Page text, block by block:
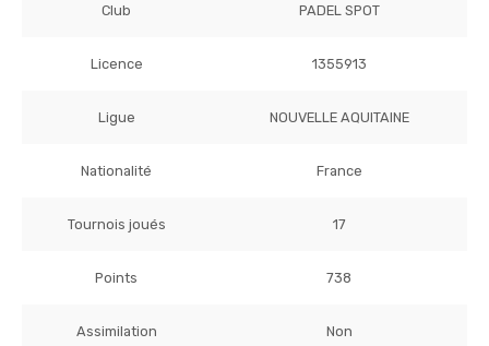
Club PADEL SPOT
Licence 1355913
Ligue NOUVELLE AQUITAINE
Nationalité France
Tournois joués 17
Points 738
Assimilation Non